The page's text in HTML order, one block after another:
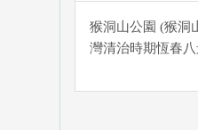
猴洞山公園 (猴洞
灣清治時期恆春